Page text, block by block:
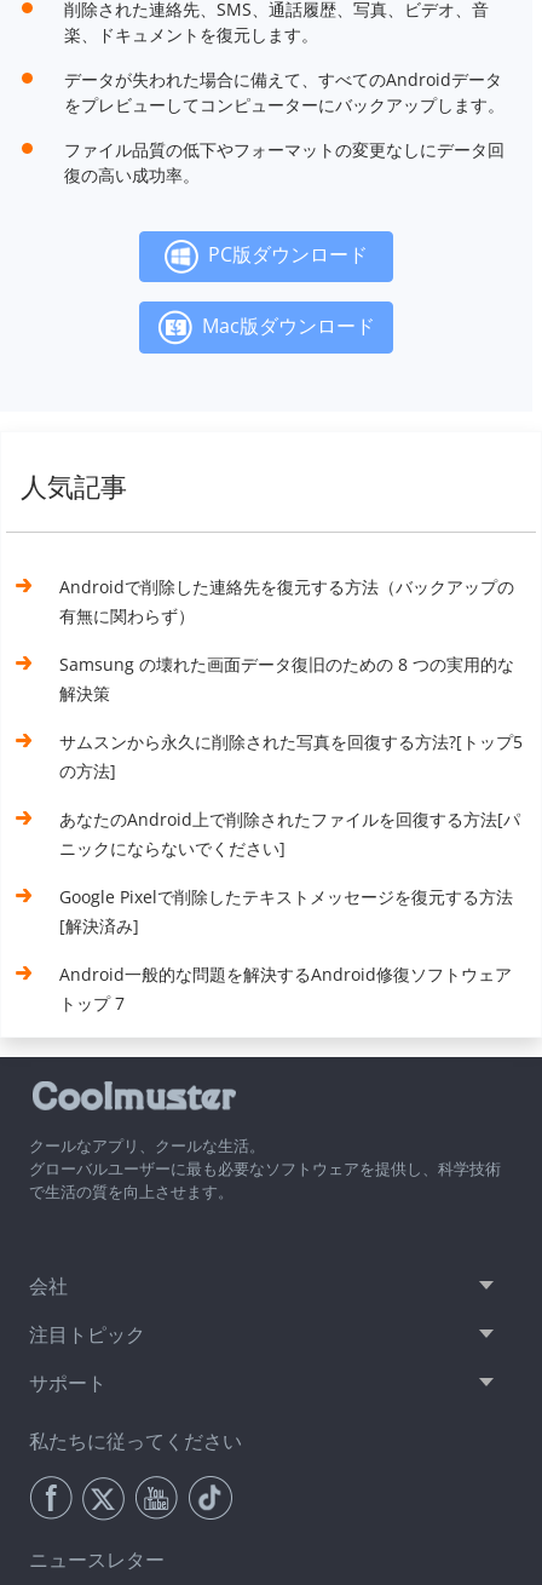
削除された連絡先、SMS、通話履歴、写真、ビデオ、音
楽、ドキュメントを復元します。
データが失われた場合に備えて、すべてのAndroidデータ
をプレビューしてコンピューターにバックアップします。
ファイル品質の低下やフォーマットの変更なしにデータ回
復の高い成功率。
PC版ダウンロード
Mac版ダウンロード
人気記事
Androidで削除した連絡先を復元する方法（バックアップの
有無に関わらず）
Samsung の壊れた画面データ復旧のための 8 つの実用的な
解決策
サムスンから永久に削除された写真を回復する方法?[トップ5
の方法]
あなたのAndroid上で削除されたファイルを回復する方法[パ
ニックにならないでください]
Google Pixelで削除したテキストメッセージを復元する方法
[解決済み]
Android一般的な問題を解決するAndroid修復ソフトウェア
トップ 7
クールなアプリ、クールな生活。
グローバルユーザーに最も必要なソフトウェアを提供し、科学技術
で生活の質を向上させます。
会社
注目トピック
サポート
私たちに従ってください
ニュースレター